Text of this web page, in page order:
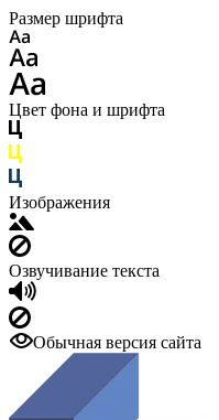
Размер шрифта
Цвет фона и шрифта
Изображения
Озвучивание текста
Обычная версия сайта